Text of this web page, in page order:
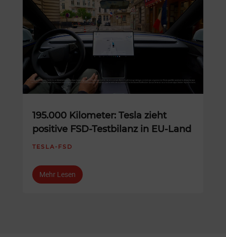
195.000 Kilometer: Tesla zieht
positive FSD-Testbilanz in EU-Land
TESLA-FSD
Mehr Lesen